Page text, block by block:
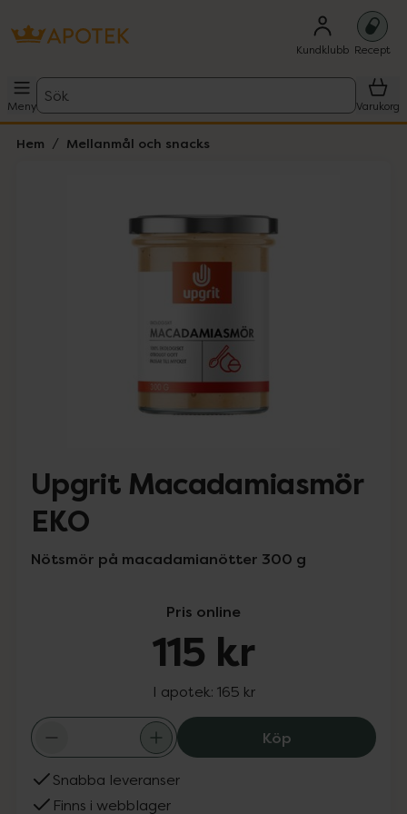
Kundklubb Recept
Meny
Sök
Varukorg
Hem Mellanmål och snacks
Upgrit Macadamiasmör
EKO
Nötsmör på macadamianötter 300 g
Pris online
115 kr
I apotek: 165 kr
KöpUpgrit
Snabba leveranser
Finns i webblager